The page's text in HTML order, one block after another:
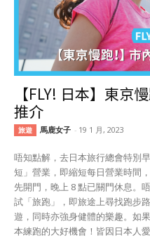
【FLY! 日本】東京
推介
旅遊 馬鹿女子 - 19 1 月, 2023
唔知點解，去日本旅行總會特別
短」營業，即縮短每日營業時間
先開門，晚上 8 點已關門休息。
試「旅跑」，即旅途上尋找跑步
遊，同時亦強身健體的樂趣。如
本練跑的大好機會！皆因日本人